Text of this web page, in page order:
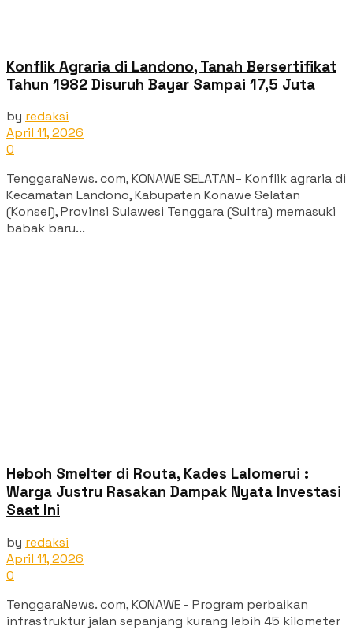
Konflik Agraria di Landono, Tanah Bersertifikat
Tahun 1982 Disuruh Bayar Sampai 17,5 Juta
by redaksi
April 11, 2026
0
TenggaraNews. com, KONAWE SELATAN– Konflik agraria di
Kecamatan Landono, Kabupaten Konawe Selatan
(Konsel), Provinsi Sulawesi Tenggara (Sultra) memasuki
babak baru...
Heboh Smelter di Routa, Kades Lalomerui :
Warga Justru Rasakan Dampak Nyata Investasi
Saat Ini
by redaksi
April 11, 2026
0
TenggaraNews. com, KONAWE - Program perbaikan
infrastruktur jalan sepanjang kurang lebih 45 kilometer